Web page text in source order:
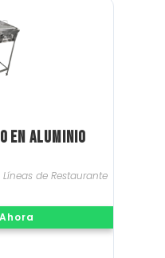
en Aluminio
Líneas de Restaurante